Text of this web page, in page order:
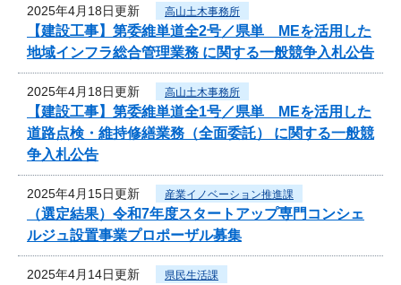
2025年4月18日更新 高山土木事務所
【建設工事】第委維単道全2号／県単 MEを活用した
地域インフラ総合管理業務 に関する一般競争入札公告
2025年4月18日更新 高山土木事務所
【建設工事】第委維単道全1号／県単 MEを活用した
道路点検・維持修繕業務（全面委託） に関する一般競
争入札公告
2025年4月15日更新 産業イノベーション推進課
（選定結果）令和7年度スタートアップ専門コンシェ
ルジュ設置事業プロポーザル募集
2025年4月14日更新 県民生活課